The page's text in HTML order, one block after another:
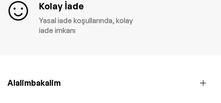
Kolay İade
Yasal iade koşullarında, kolay
iade imkanı
Alalimbakalim